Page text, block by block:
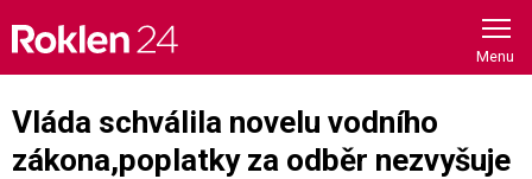
content
Vláda schválila novelu vodního
zákona,poplatky za odběr nezvyšuje